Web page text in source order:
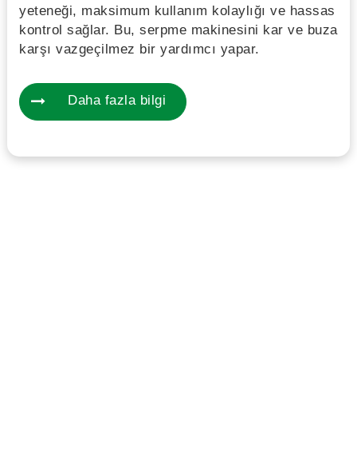
yeteneği, maksimum kullanım kolaylığı ve hassas
kontrol sağlar. Bu, serpme makinesini kar ve buza
karşı vazgeçilmez bir yardımcı yapar.
Daha fazla bilgi